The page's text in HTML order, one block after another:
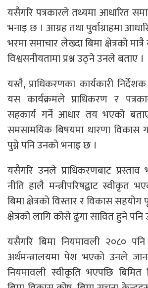
यसैगरि पत्रकारले तथ्यमा आधारित
भनाइ छ । आग्रह तथा पुर्वाग्राहमा
भरमा समाचार लेख्दा बिमा क्षेत्रको
विश्वसनीयतामा प्रश्न उठ्ने उनले बताए ।
यस्तै, प्राधिकरणका कार्यकारी
यस कार्यक्रमले प्राधिकरण र
सहकार्य गर्ने आधार तय भएको
समसामयिक बिषयमा धारणा विकास
पुग्ने पनि उनको भनाइ छ ।
यसैगरि उनले प्राधिकरणबाट प्रस्ताव
नीति हालै मन्त्रीपरिषद्बाट स्वीकृत
बिमा क्षेत्रको विस्तार र विकास सहयोग
क्षेत्रको लागि कोसे ढुंगा सावित हुने
यसैगरि बिमा नियमावली २०८०
अर्थमन्त्रालयमा पेश भएको उनले
नियमावली स्वीकृति भएपछि